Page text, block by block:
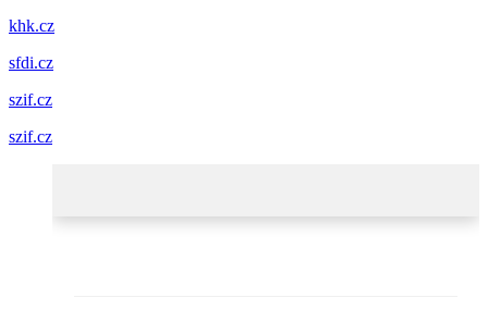
khk.cz
sfdi.cz
szif.cz
szif.cz